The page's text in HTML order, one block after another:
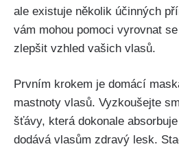
​ale⁢ existuje ‍několik účinných
⁣vám mohou pomoci ⁣vyrovnat
zlepšit vzhled vašich vlasů.
Prvním ⁢krokem je domácí
mastnoty⁤ vlasů. ​Vyzkoušejte​
šťávy, která dokonale
‍dodává vlasům zdravý lesk.